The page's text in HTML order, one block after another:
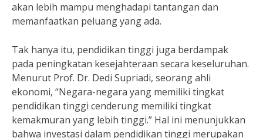
akan lebih mampu menghadapi tantangan dan
memanfaatkan peluang yang ada.
Tak hanya itu, pendidikan tinggi juga berdampak
pada peningkatan kesejahteraan secara keseluruhan.
Menurut Prof. Dr. Dedi Supriadi, seorang ahli
ekonomi, “Negara-negara yang memiliki tingkat
pendidikan tinggi cenderung memiliki tingkat
kemakmuran yang lebih tinggi.” Hal ini menunjukkan
bahwa investasi dalam pendidikan tinggi merupakan